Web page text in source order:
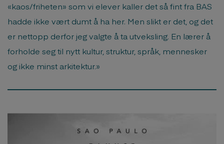
«kaos/friheten» som vi elever kaller det så fint fra BAS
hadde ikke vært dumt å ha her. Men slikt er det, og det
er nettopp derfor jeg valgte å ta utveksling. En lærer å
forholde seg til nytt kultur, struktur, språk, mennesker
og ikke minst arkitektur.»